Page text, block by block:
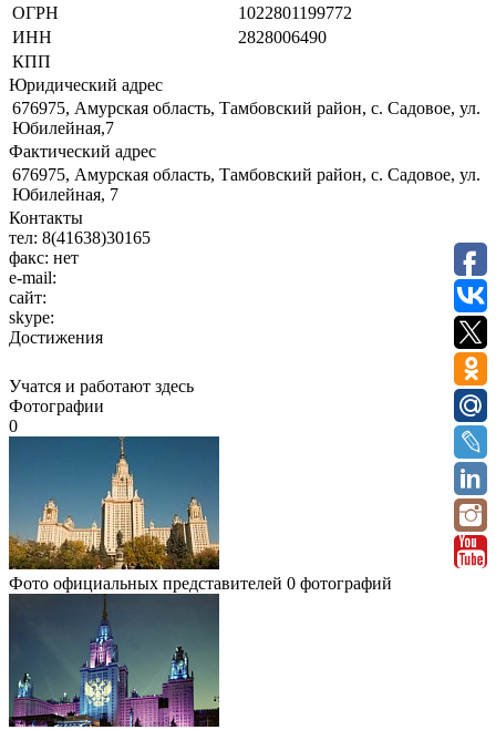
ОГРН
1022801199772
ИНН
2828006490
КПП
Юридический адрес
676975, Амурская область, Тамбовский район, с. Садовое, ул.
Юбилейная,7
Фактический адрес
676975, Амурская область, Тамбовский район, с. Садовое, ул.
Юбилейная, 7
Контакты
тел: 8(41638)30165
факс: нет
e-mail:
сайт:
skype:
Достижения
Учатся и работают здесь
Фотографии
0
Фото официальных представителей 0 фотографий